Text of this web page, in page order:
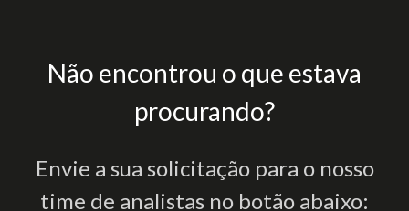
Não encontrou o que estava
procurando?
Envie a sua solicitação para o nosso
time de analistas no botão abaixo: